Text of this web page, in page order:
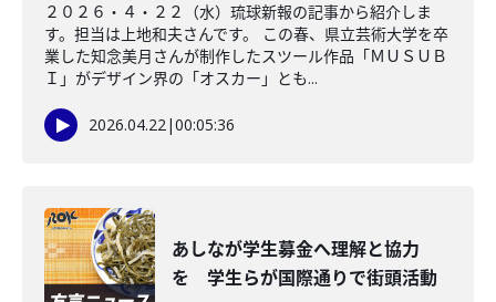
２０２６・４・２２（水）琉球新報の記事から紹介しま
す。担当は上地和夫さんです。 この春、県立芸術大学を卒
業した知念美月さんが制作したスツール作品「ＭＵＳＵＢ
Ｉ」がデザイン界の「オスカー」とも...
2026.04.22|00:05:36
あしなが学生募金へ理解と協力
を 学生らが国際通りで街頭活動